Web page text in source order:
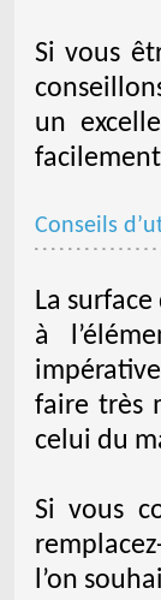
Si vous
un
Conseils
La
à
faire très
celui du
Si vous
l’on